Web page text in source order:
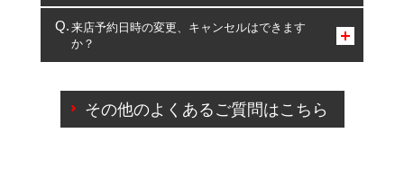
複数サービスのご予約は可能です。
一部の商品・サービスの組み合わせに限り、同時にご予約が
出来ないものもございます。
来店予約日時の変更、キャンセルはできます
か？
ご来店予約日の3営業日前を過ぎている場合のご予約
の日時変更につきましては、直接ご予約の店舗まで
その他のよくあるご質問はこちら